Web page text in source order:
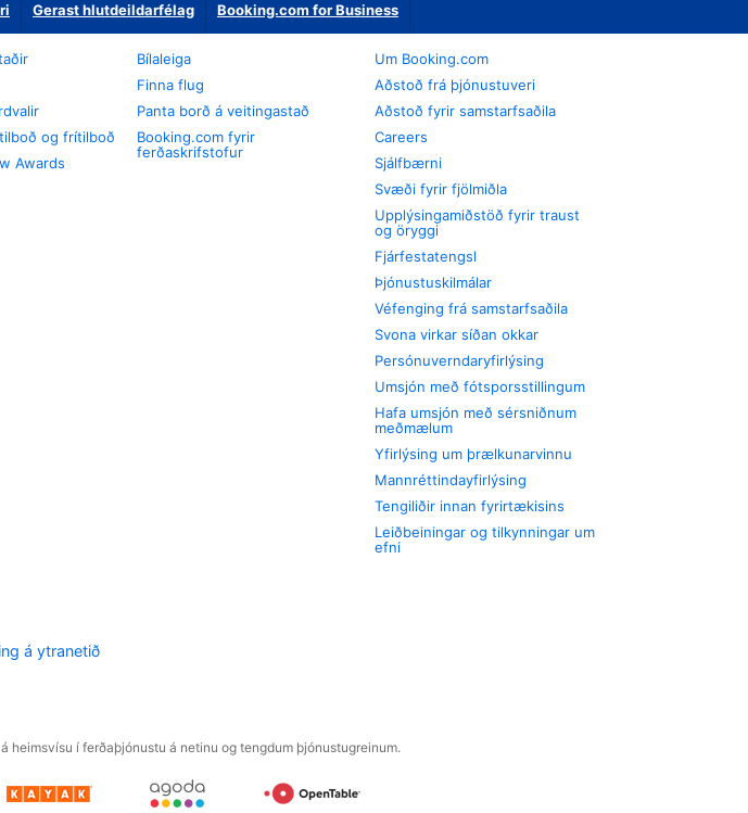
Gerast hlutdeildarfélag Booking.com for Business
og frítilboð
Awards
Bílaleiga
Finna flug
Panta borð á veitingastað
Booking.com fyrir
ferðaskrifstofur
Um Booking.com
Aðstoð frá þjónustuveri
Aðstoð fyrir samstarfsaðila
Careers
Sjálfbærni
Svæði fyrir fjölmiðla
Upplýsingamiðstöð fyrir traust
og öryggi
Fjárfestatengsl
Þjónustuskilmálar
Véfenging frá samstarfsaðila
Svona virkar síðan okkar
Persónuverndaryfirlýsing
Umsjón með fótsporsstillingum
Hafa umsjón með sérsniðnum
meðmælum
Yfirlýsing um þrælkunarvinnu
Mannréttindayfirlýsing
Tengiliðir innan fyrirtækisins
Leiðbeiningar og tilkynningar um
efni
á ytranetið
heimsvísu í ferðaþjónustu á netinu og tengdum þjónustugreinum.